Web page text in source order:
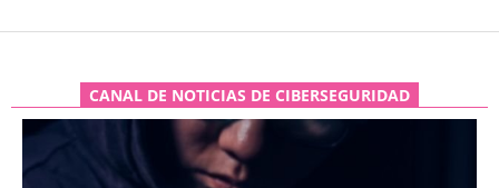
CANAL DE NOTICIAS DE CIBERSEGURIDAD